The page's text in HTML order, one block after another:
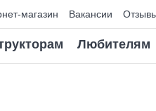
магазин Вакансии
Любителям